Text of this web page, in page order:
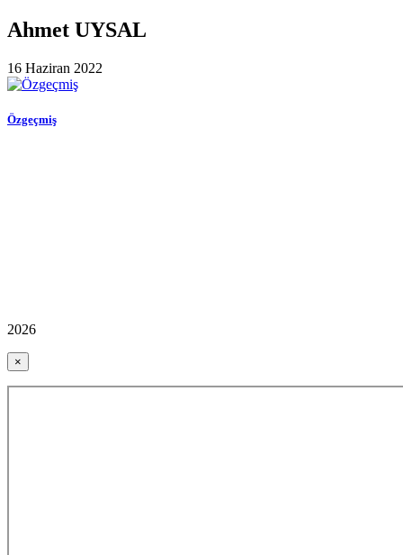
Ahmet UYSAL
16 Haziran 2022
Özgeçmiş
2026
×